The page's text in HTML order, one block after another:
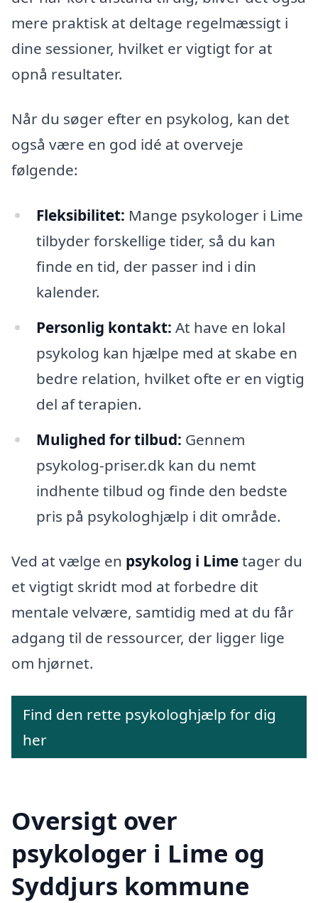
mere praktisk at deltage regelmæssigt i
dine sessioner, hvilket er vigtigt for at
opnå resultater.
Når du søger efter en psykolog, kan det
også være en god idé at overveje
følgende:
Fleksibilitet: Mange psykologer i Lime
tilbyder forskellige tider, så du kan
finde en tid, der passer ind i din
kalender.
Personlig kontakt: At have en lokal
psykolog kan hjælpe med at skabe en
bedre relation, hvilket ofte er en vigtig
del af terapien.
Mulighed for tilbud: Gennem
psykolog-priser.dk kan du nemt
indhente tilbud og finde den bedste
pris på psykologhjælp i dit område.
Ved at vælge en psykolog i Limetager du
et vigtigt skridt mod at forbedre dit
mentale velvære, samtidig med at du får
adgang til de ressourcer, der ligger lige
om hjørnet.
Find den rette psykologhjælp for dig
her
Oversigt over
psykologer i Lime og
Syddjurs kommune